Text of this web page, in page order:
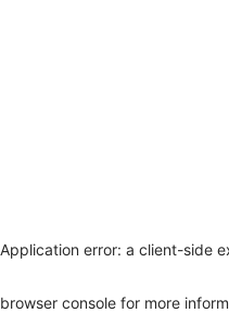
Application error: a client-side
browser console for more